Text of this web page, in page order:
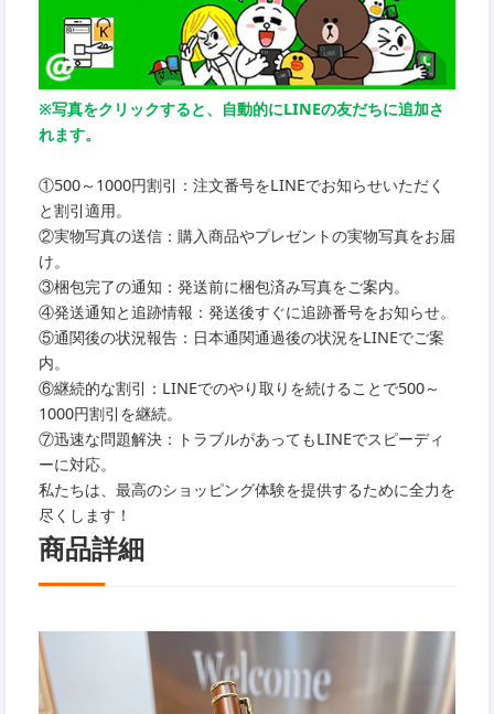
※写真をクリックすると、自動的にLINEの友だちに追加さ
れます。
①500～1000円割引：注文番号をLINEでお知らせいただく
と割引適用。
②実物写真の送信：購入商品やプレゼントの実物写真をお届
け。
③梱包完了の通知：発送前に梱包済み写真をご案内。
④発送通知と追跡情報：発送後すぐに追跡番号をお知らせ。
⑤通関後の状況報告：日本通関通過後の状況をLINEでご案
内。
⑥継続的な割引：LINEでのやり取りを続けることで500～
1000円割引を継続。
⑦迅速な問題解決：トラブルがあってもLINEでスピーディ
ーに対応。
私たちは、最高のショッピング体験を提供するために全力を
尽くします！
商品詳細